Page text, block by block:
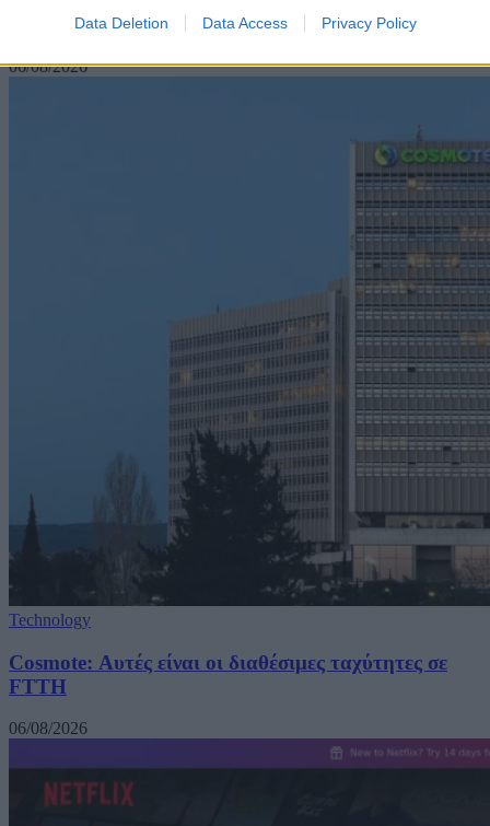
Data Deletion Data Access Privacy Policy
των ματιών όταν κάτι μας αιφνιδιάζει
06/08/2026
Technology
Cosmote: Αυτές είναι οι διαθέσιμες ταχύτητες σε
FTTH
06/08/2026